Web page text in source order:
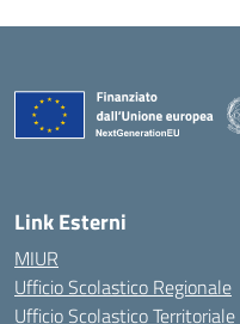
Link Esterni
MIUR
Ufficio Scolastico Regionale
Ufficio Scolastico Territoriale